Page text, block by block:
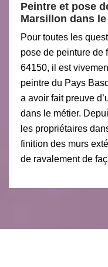
Peintre et pose
Marsillon dans
Pour toutes les
pose de peinture de
64150, il est
peintre du Pays
a avoir fait preuve
dans le métier.
les propriétaires
finition des murs
de ravalement de